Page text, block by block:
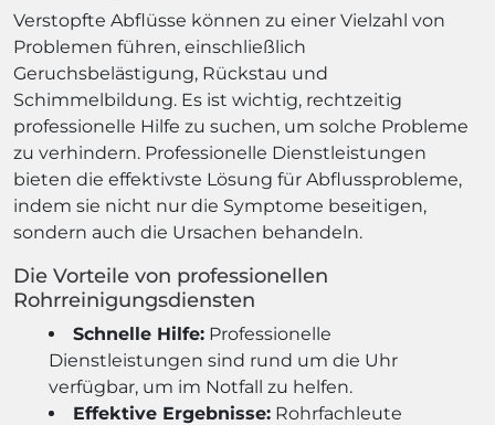
Verstopfte Abflüsse können zu einer Vielzahl von
Problemen führen, einschließlich
Geruchsbelästigung, Rückstau und
Schimmelbildung. Es ist wichtig, rechtzeitig
professionelle Hilfe zu suchen, um solche Probleme
zu verhindern. Professionelle Dienstleistungen
bieten die effektivste Lösung für Abflussprobleme,
indem sie nicht nur die Symptome beseitigen,
sondern auch die Ursachen behandeln.
Die Vorteile von professionellen
Rohrreinigungsdiensten
Schnelle Hilfe: Professionelle
Dienstleistungen sind rund um die Uhr
verfügbar, um im Notfall zu helfen.
Effektive Ergebnisse: Rohrfachleute